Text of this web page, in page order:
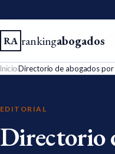
RA rankingabogados
Inicio›Directorio de abogados por
EDITORIAL
Directorio